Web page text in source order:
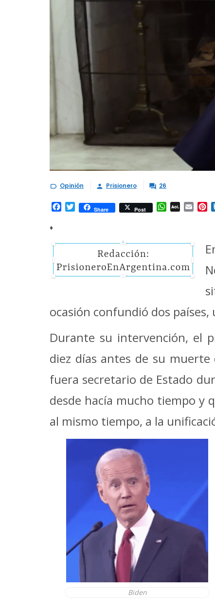
 Opinión  Prisionero  26
Facebook
TwitterShare Post WhatsApp
AOL Email
♦
ocasión confundió dos
Durante su intervención, el
diez días antes de su
fuera secretario de Estado
desde hacía mucho tiempo y
al mismo tiempo, a la
Biden